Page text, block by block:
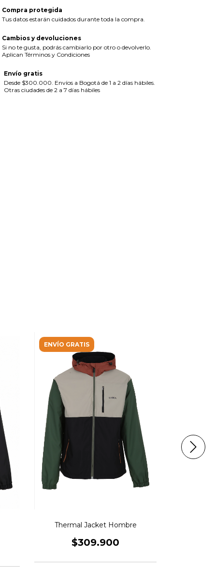
Compra protegida
Tus datos estarán cuidados durante toda la compra.
Cambios y devoluciones
Si no te gusta, podrás cambiarlo por otro o devolverlo.
Aplican Términos y Condiciones
Envío gratis
Desde $300.000. Envíos a Bogotá de 1 a 2 días hábiles.
Otras ciudades de 2 a 7 días hábiles
ENVÍO GRATIS
Thermal Jacket Hombre
$309.900